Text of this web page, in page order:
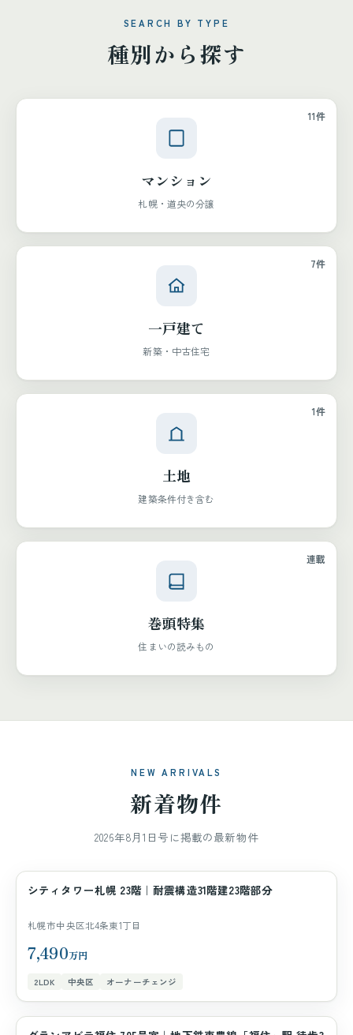
SEARCH BY TYPE
種別から探す
11件
マンション
札幌・道央の分譲
7件
一戸建て
新築・中古住宅
1件
土地
建築条件付き含む
連載
巻頭特集
住まいの読みもの
NEW ARRIVALS
新着物件
2026年8月1日号に掲載の最新物件
マンション
シティタワー札幌 23階｜耐震構造31階建23階部分
札幌市中央区北4条東1丁目
7,490万円
2LDK 中央区 オーナーチェンジ